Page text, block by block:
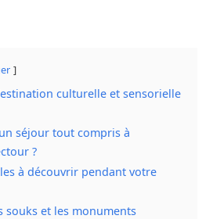
culturelle et sensorielle
séjour tout compris à
?
à découvrir pendant votre
souks et les monuments